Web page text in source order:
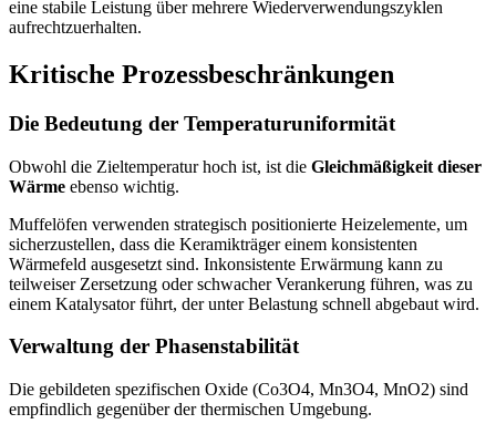
eine stabile Leistung über mehrere Wiederverwendungszyklen
aufrechtzuerhalten.
Kritische Prozessbeschränkungen
Die Bedeutung der Temperaturuniformität
Obwohl die Zieltemperatur hoch ist, ist die Gleichmäßigkeit dieser
Wärme ebenso wichtig.
Muffelöfen verwenden strategisch positionierte Heizelemente, um
sicherzustellen, dass die Keramikträger einem konsistenten
Wärmefeld ausgesetzt sind. Inkonsistente Erwärmung kann zu
teilweiser Zersetzung oder schwacher Verankerung führen, was zu
einem Katalysator führt, der unter Belastung schnell abgebaut wird.
Verwaltung der Phasenstabilität
Die gebildeten spezifischen Oxide (Co3O4, Mn3O4, MnO2) sind
empfindlich gegenüber der thermischen Umgebung.